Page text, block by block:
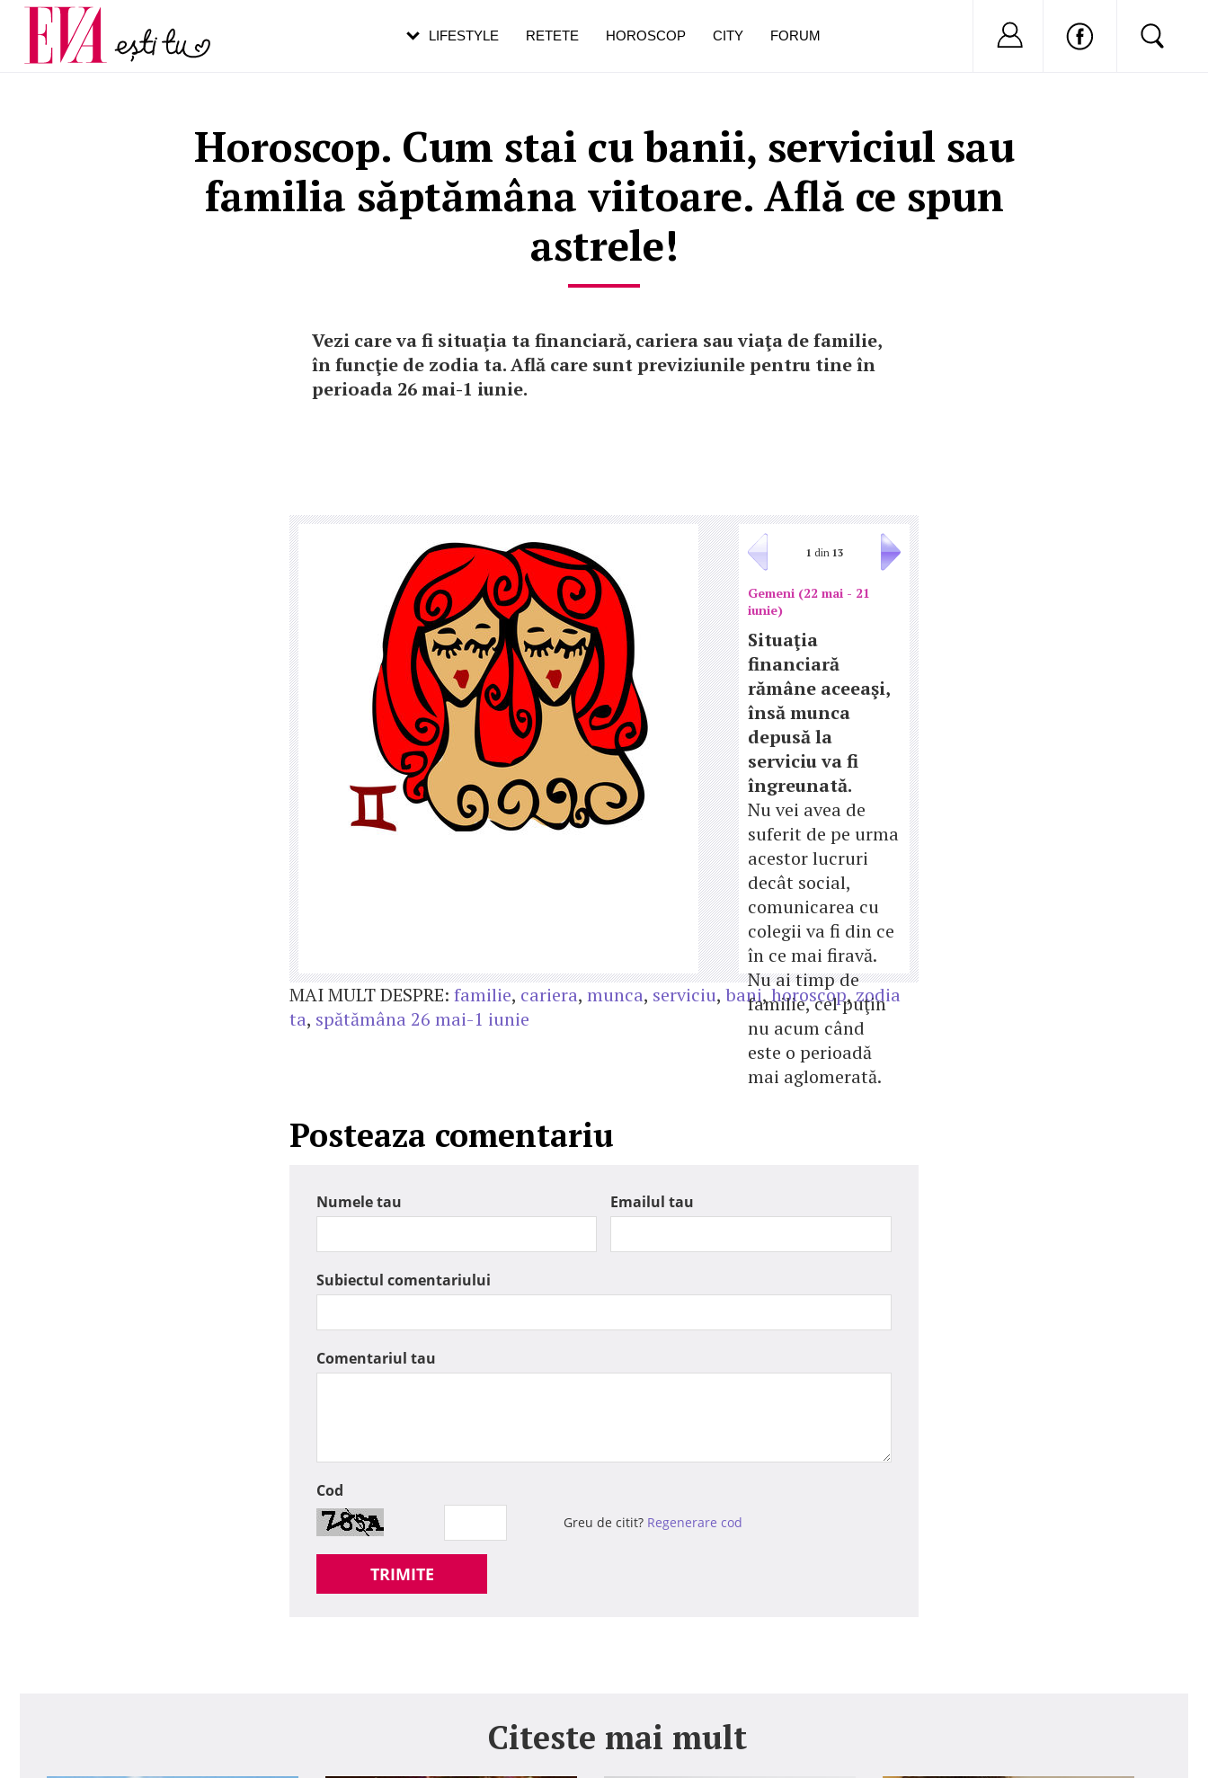
Horoscop. Cum stai cu banii, serviciul sau
familia săptămâna viitoare. Află ce spun
astrele!
Vezi care va fi situaţia ta financiară, cariera sau viaţa de familie,
în funcţie de zodia ta. Află care sunt previziunile pentru tine în
perioada 26 mai-1 iunie.
1 din 13
Gemeni (22 mai - 21
iunie)
Situaţia
financiară
rămâne aceeaşi,
însă munca
depusă la
serviciu va fi
îngreunată.
Nu vei avea de
suferit de pe urma
acestor lucruri
decât social,
comunicarea cu
colegii va fi din ce
în ce mai firavă.
Nu ai timp de
familie, cel puţin
nu acum când
este o perioadă
mai aglomerată.
MAI MULT DESPRE: familie, cariera, munca, serviciu, bani, horoscop, zodia
ta, spătămâna 26 mai-1 iunie
Posteaza comentariu
Numele tau Emailul tau
Subiectul comentariului
Comentariul tau
Cod
Greu de citit? Regenerare cod
TRIMITE
Citeste mai mult
LIFESTYLE RETETE HOROSCOP CITY FORUM Nu ai cont?
Carieră
Actualitate
pe măsură ce înaintezi în vârstă